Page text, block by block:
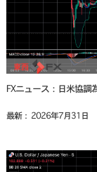
FXニュース：日米協調
最新： 2026年7月31日